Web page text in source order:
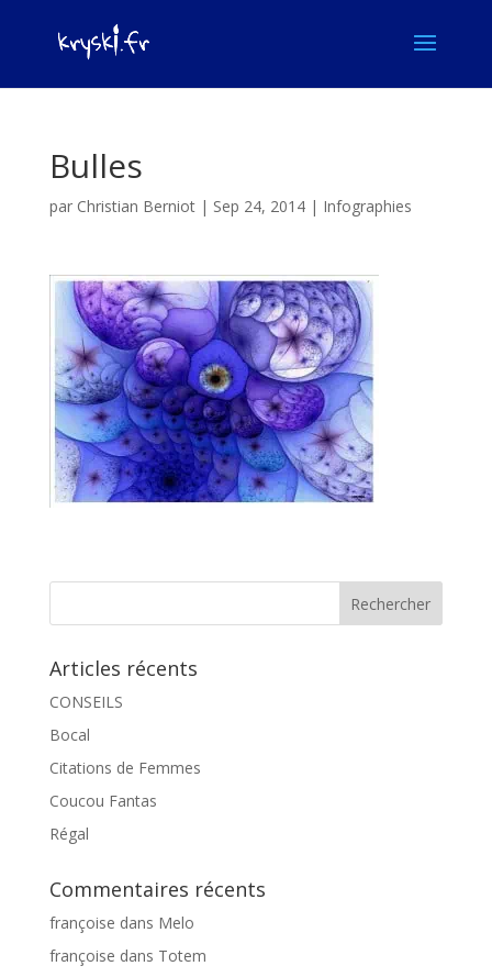
Bulles
par Christian Berniot| Sep 24, 2014| Infographies
Articles récents
CONSEILS
Bocal
Citations de Femmes
Coucou Fantas
Régal
Commentaires récents
françoise dans Melo
françoise dans Totem